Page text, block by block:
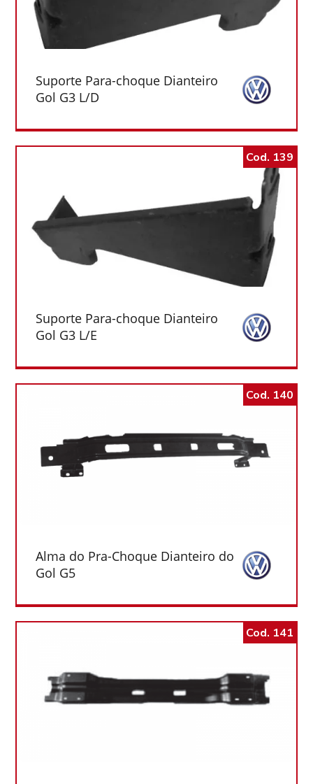
Suporte Para-choque Dianteiro
Gol G3 L/D
Cod. 139
Suporte Para-choque Dianteiro
Gol G3 L/E
Cod. 140
Alma do Pra-Choque Dianteiro do
Gol G5
Cod. 141